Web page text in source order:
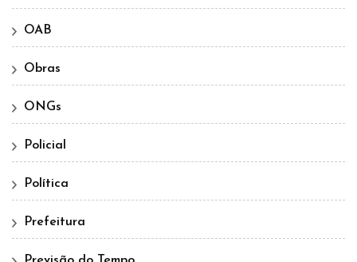
OAB
Obras
ONGs
Policial
Política
Prefeitura